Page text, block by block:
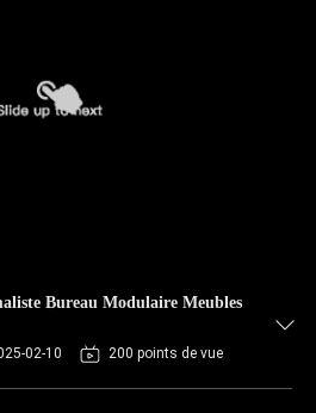
Bureau Modulaire Meubles
02-10 200 points de vue